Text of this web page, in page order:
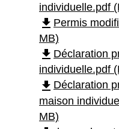
individuelle.pdf
file_download Permis
MB)
file_download Déclaration
individuelle.pdf
file_download Déclaration
maison
MB)